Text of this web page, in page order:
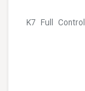
معرفی کارواش کرشر مدل K7 Full Control